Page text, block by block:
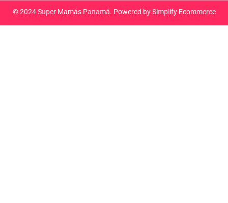
© 2024 Super Mamás Panamá. Powered by Simplify Ecommerce